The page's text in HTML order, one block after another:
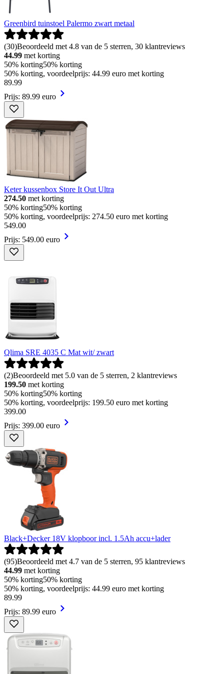
Greenbird tuinstoel Palermo zwart metaal
(30)Beoordeeld met 4.8 van de 5 sterren, 30 klantreviews
44.99 met korting
50% korting50% korting
50% korting, voordeelprijs: 44.99 euro met korting
89.99
Prijs: 89.99 euro
Keter kussenbox Store It Out Ultra
274.50 met korting
50% korting50% korting
50% korting, voordeelprijs: 274.50 euro met korting
549.00
Prijs: 549.00 euro
Qlima SRE 4035 C Mat wit/ zwart
(2)Beoordeeld met 5.0 van de 5 sterren, 2 klantreviews
199.50 met korting
50% korting50% korting
50% korting, voordeelprijs: 199.50 euro met korting
399.00
Prijs: 399.00 euro
Black+Decker 18V klopboor incl. 1.5Ah accu+lader
(95)Beoordeeld met 4.7 van de 5 sterren, 95 klantreviews
44.99 met korting
50% korting50% korting
50% korting, voordeelprijs: 44.99 euro met korting
89.99
Prijs: 89.99 euro